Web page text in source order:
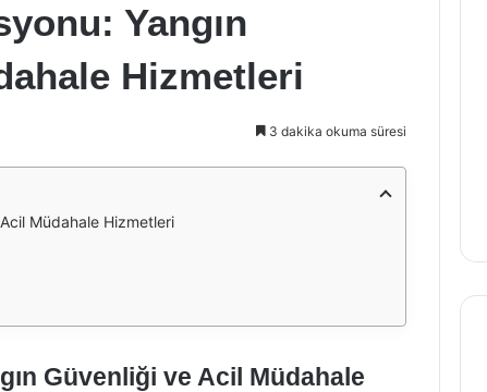
Yangın
Hizmetleri
3 dakika okuma süresi
Müdahale Hizmetleri
Güvenliği ve Acil Müdahale